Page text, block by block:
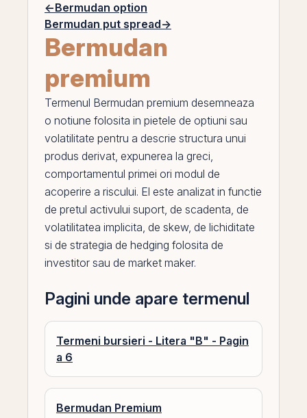
←Bermudan option
Bermudan put spread→
Bermudan
premium
Termenul Bermudan premium desemneaza
o notiune folosita in pietele de optiuni sau
volatilitate pentru a descrie structura unui
produs derivat, expunerea la greci,
comportamentul primei ori modul de
acoperire a riscului. El este analizat in functie
de pretul activului suport, de scadenta, de
volatilitatea implicita, de skew, de lichiditate
si de strategia de hedging folosita de
investitor sau de market maker.
Pagini unde apare termenul
Termeni bursieri - Litera "B" - Pagin
a 6
Bermudan Premium